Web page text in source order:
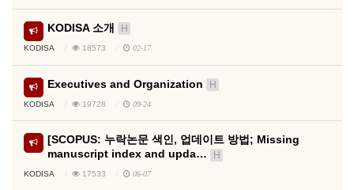
KODISA 소개 H
KODISA 18573 02-17
Executives and Organization H
KODISA 19728 09-24
[SCOPUS: 누락논문 색인, 업데이트 방법; Missing
manuscript index and upda…
H
KODISA 17533 06-07